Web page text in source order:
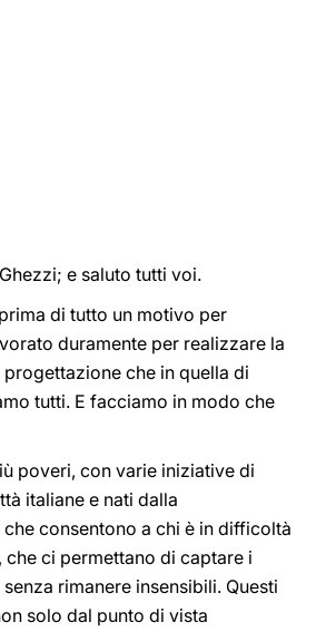
e saluto tutti voi.
di tutto un motivo per
duramente per realizzare la
che in quella di
tutti. E facciamo in modo che
poveri, con varie iniziative di
italiane e nati dalla
consentono a chi è in difficoltà
ci permettano di captare i
rimanere insensibili. Questi
solo dal punto di vista